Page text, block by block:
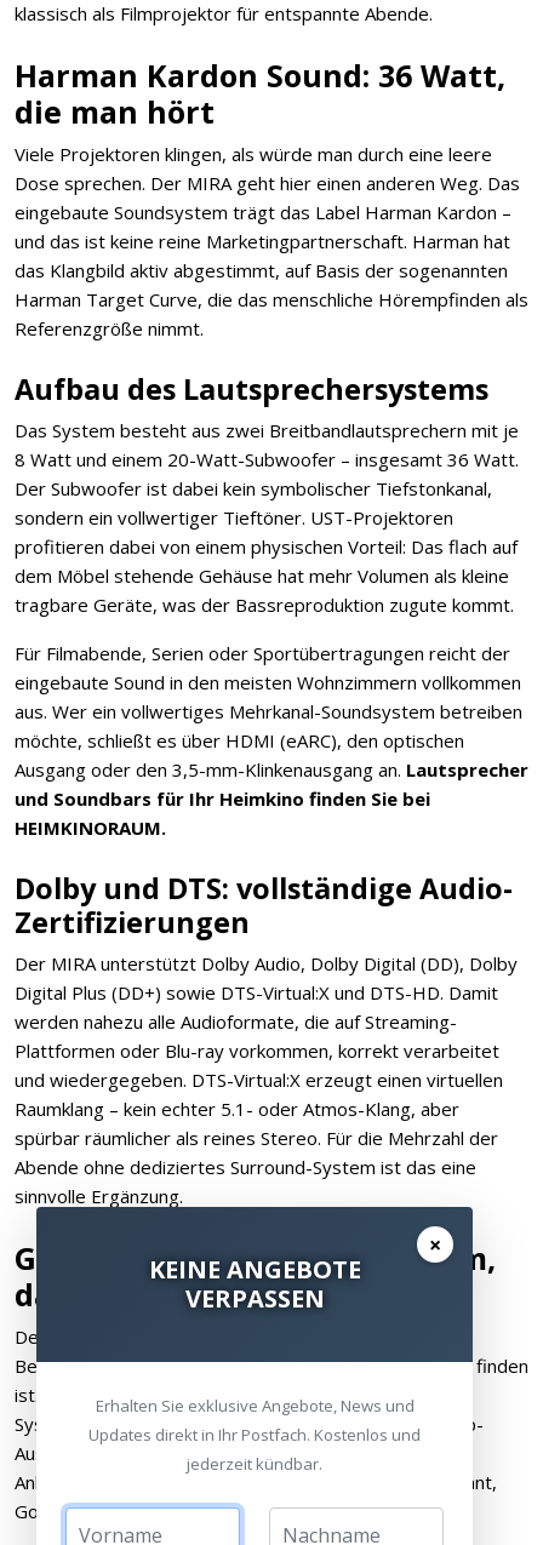
klassisch als Filmprojektor für entspannte Abende.
Harman Kardon Sound: 36 Watt,
die man hört
Viele Projektoren klingen, als würde man durch eine leere
Dose sprechen. Der MIRA geht hier einen anderen Weg. Das
eingebaute Soundsystem trägt das Label Harman Kardon –
und das ist keine reine Marketingpartnerschaft. Harman hat
das Klangbild aktiv abgestimmt, auf Basis der sogenannten
Harman Target Curve, die das menschliche Hörempfinden als
Referenzgröße nimmt.
Aufbau des Lautsprechersystems
Das System besteht aus zwei Breitbandlautsprechern mit je
8 Watt und einem 20-Watt-Subwoofer – insgesamt 36 Watt.
Der Subwoofer ist dabei kein symbolischer Tiefstonkanal,
sondern ein vollwertiger Tieftöner. UST-Projektoren
profitieren dabei von einem physischen Vorteil: Das flach auf
dem Möbel stehende Gehäuse hat mehr Volumen als kleine
tragbare Geräte, was der Bassreproduktion zugute kommt.
Für Filmabende, Serien oder Sportübertragungen reicht der
eingebaute Sound in den meisten Wohnzimmern vollkommen
aus. Wer ein vollwertiges Mehrkanal-Soundsystem betreiben
möchte, schließt es über HDMI (eARC), den optischen
Ausgang oder den 3,5-mm-Klinkenausgang an. Lautsprecher
und Soundbars für Ihr Heimkino finden Sie bei
HEIMKINORAUM.
Dolby und DTS: vollständige Audio-
Zertifizierungen
Der MIRA unterstützt Dolby Audio, Dolby Digital (DD), Dolby
Digital Plus (DD+) sowie DTS-Virtual:X und DTS-HD. Damit
werden nahezu alle Audioformate, die auf Streaming-
Plattformen oder Blu-ray vorkommen, korrekt verarbeitet
und wiedergegeben. DTS-Virtual:X erzeugt einen virtuellen
Raumklang – kein echter 5.1- oder Atmos-Klang, aber
spürbar räumlicher als reines Stereo. Für die Mehrzahl der
Abende ohne dediziertes Surround-System ist das eine
sinnvolle Ergänzung.
Google TV: Das Betriebssystem,
das man kennt
Der XGIMI MIRA läuft mit Google TV – demselben
Betriebssystem, das auf vielen aktuellen Smart-TVs zu finden
ist. Das ist ein echter Vorteil gegenüber proprietären
Systemen: Die Benutzeroberfläche ist bekannt, die App-
Auswahl über den Google Play Store ist groß, und die
Anbindung an das Google-Ökosystem – Google Assistant,
Google Cast, Chromecast – funktioniert ohne Umwege.
×
KEINE ANGEBOTE
VERPASSEN
Erhalten Sie exklusive Angebote, News und
Updates direkt in Ihr Postfach. Kostenlos und
jederzeit kündbar.